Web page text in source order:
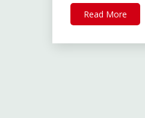
Read More